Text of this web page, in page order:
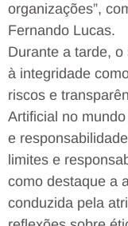
organizações”,
Fernando Lucas.
Durante a tarde,
à integridade
riscos e
Artificial no
e
limites e
como destaque a
conduzida pela